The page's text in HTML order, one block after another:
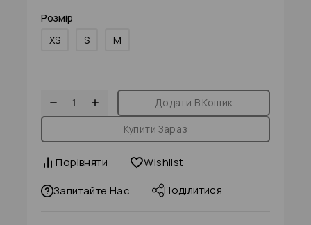
Розмір
XS
S M
Додати В Кошик
Купити Зараз
Порівняти
Wishlist
Запитайте Нас
Поділитися